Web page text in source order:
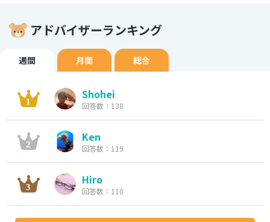
アドバイザーランキング
週間 月間 総合
Shohei
回答数：138
Ken
回答数：119
Hiro
回答数：110